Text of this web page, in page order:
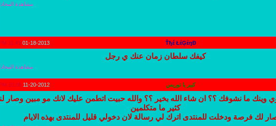
مشاهدة
01-18-2013
11:49 PM Ťђέ ŁέĢέŋĐ
كيفك سلطان زمان عنك ي رجل
مشاهدة
11-20-2012
10:08 PM كبير يا توريس
وينك ما نشوفك ؟؟ ان شاء الله بخير ؟؟ والله حبيت اتطمن عليك لانك مو مبين وصار
كثير ما متكلمين
صار لك فرصة ودخلت للمنتدى اترك لي رسالة لان دخولي قليل للمنتدى بهذه الايام